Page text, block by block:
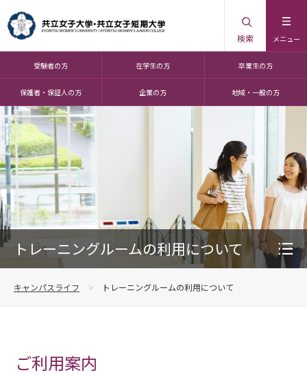
メニュー
検索
受験者の方 在学生の方 卒業生の方
保護者・保証人の方 企業の方 地域・一般の方
トレーニングルームの利用について
キャンパスライフ トレーニングルームの利用について
ご利用案内